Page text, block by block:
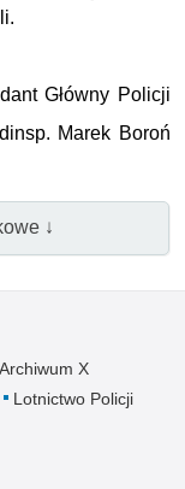
Główny Policji
Marek Boroń
↓
Archiwum X
Lotnictwo Policji